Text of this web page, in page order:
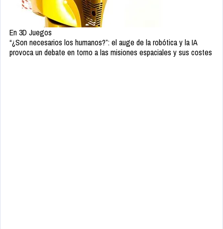
En 3D Juegos
“¿Son necesarios los humanos?”: el auge de la robótica y la IA
provoca un debate en torno a las misiones espaciales y sus costes